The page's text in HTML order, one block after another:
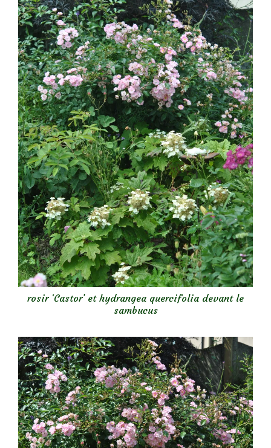
rosir ‘Castor’ et hydrangea quercifolia devant le
sambucus